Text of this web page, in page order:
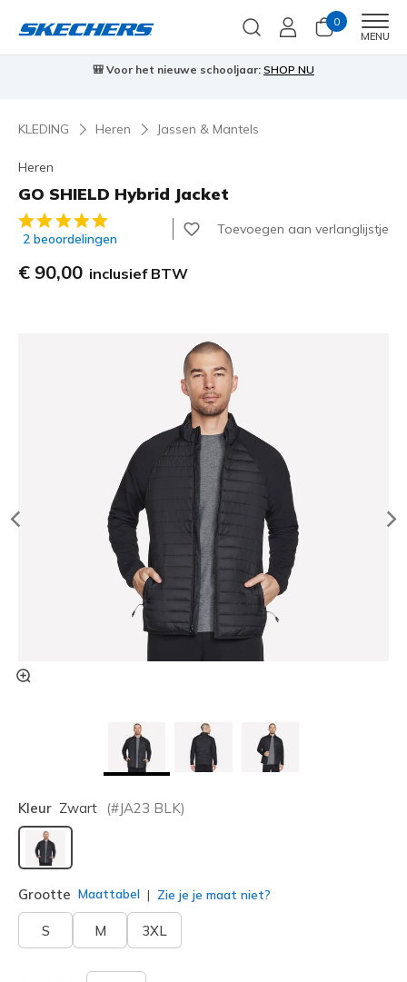
0
MENU
Skechers VIP: 45 dagen retourrecht voor ledenMeld je aan
KLEDING Heren Jassen & Mantels
Heren
GO SHIELD Hybrid Jacket
3,3 van de 5 klantbeoordelingen
2 beoordelingen
Toevoegen aan verlanglijstje
€ 90,00 inclusief BTW
Kleur Zwart (#JA23 BLK)
geselecteerd
Grootte Maattabel Zie je je maat niet?
S M 3XL